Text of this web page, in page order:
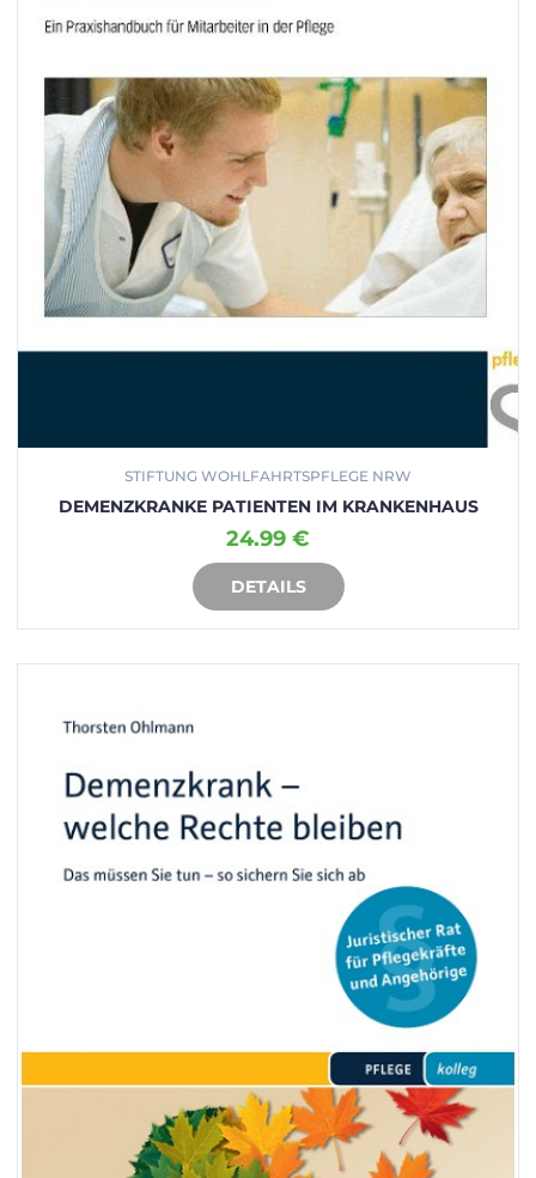
STIFTUNG WOHLFAHRTSPFLEGE NRW
DEMENZKRANKE PATIENTEN IM KRANKENHAUS
24.99 €
DETAILS
IN DEN WARENKORB